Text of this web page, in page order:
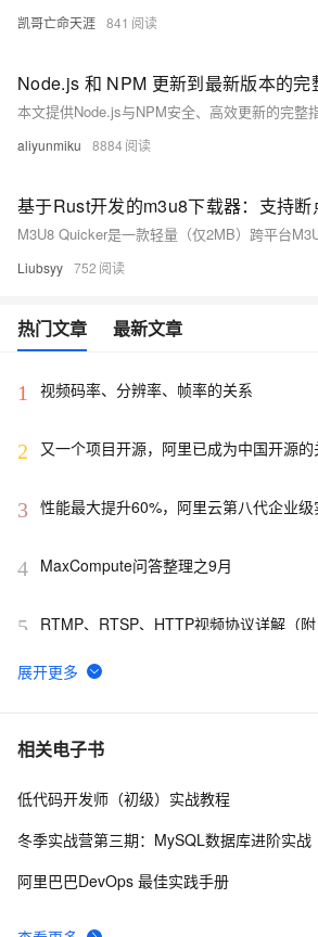
凯哥亡命天涯 841
Node.js 和 NPM 更新到最新版本的完
aliyunmiku 8884
基于Rust开发的m3u8下载器：支持
Liubsyy 752
热门文章 最新文章
1 视频码率、分辨率、帧率的关系
2 又一个项目开源，阿里已成为中国开源的
3 性能最大提升60%，阿里云第八代企业
4 MaxCompute问答整理之9月
5
RTMP、RTSP、HTTP视频协议详解（
6
【YOLOv8改进 - 注意力机制】Triplet
7 Python PIL远程命令执行漏洞复现(CVE-
8 新年快乐 ~
相关电子书
低代码开发师（初级）实战教程
冬季实战营第三期：MySQL数据库进阶实战
阿里巴巴DevOps 最佳实践手册